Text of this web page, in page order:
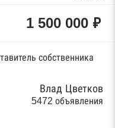
1 500 000 ₽
собственника
Влад Цветков
5472 объявления